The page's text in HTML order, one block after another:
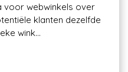
voor webwinkels over
klanten dezelfde
wink...